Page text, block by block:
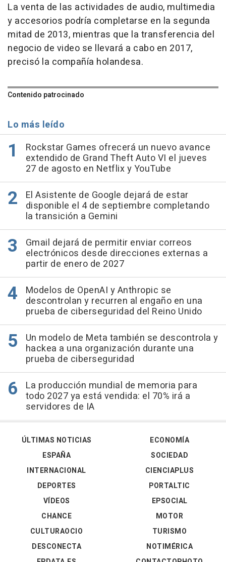
La venta de las actividades de audio, multimedia
y accesorios podría completarse en la segunda
mitad de 2013, mientras que la transferencia del
negocio de video se llevará a cabo en 2017,
precisó la compañía holandesa.
Contenido patrocinado
Lo más leído
Rockstar Games ofrecerá un nuevo avance
extendido de Grand Theft Auto VI el jueves
27 de agosto en Netflix y YouTube
El Asistente de Google dejará de estar
disponible el 4 de septiembre completando
la transición a Gemini
Gmail dejará de permitir enviar correos
electrónicos desde direcciones externas a
partir de enero de 2027
Modelos de OpenAI y Anthropic se
descontrolan y recurren al engaño en una
prueba de ciberseguridad del Reino Unido
Un modelo de Meta también se descontrola y
hackea a una organización durante una
prueba de ciberseguridad
La producción mundial de memoria para
todo 2027 ya está vendida: el 70% irá a
servidores de IA
ÚLTIMAS NOTICIAS
ESPAÑA
INTERNACIONAL
DEPORTES
VÍDEOS
ECONOMÍA
SOCIEDAD
CIENCIAPLUS
PORTALTIC
EPSOCIAL
CHANCE
CULTURAOCIO
DESCONECTA
MOTOR
TURISMO
NOTIMÉRICA